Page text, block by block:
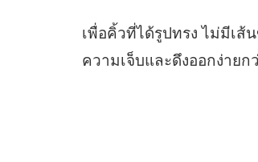
เพื่อคิ้วที่ได้รูปทรง ไม่มีเ
ความเจ็บและดึงออกง่ายก